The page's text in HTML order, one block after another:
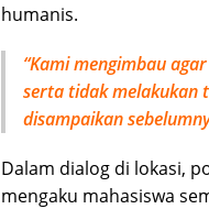
humanis.
“Kami mengimbau
serta tidak melakukan
disampaikan
Dalam dialog di lokasi,
mengaku mahasiswa